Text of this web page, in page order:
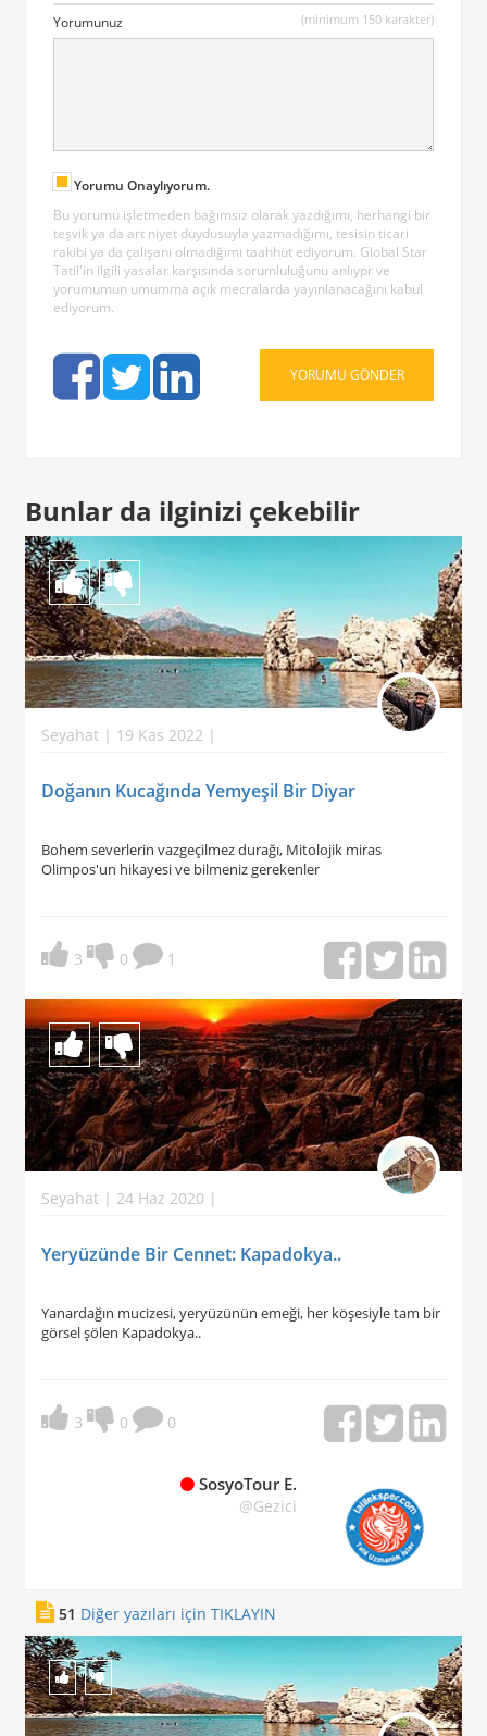
Yorumunuz (minimum 150 karakter)
Yorumu Onaylıyorum.
Bu yorumu işletmeden bağımsız olarak yazdığımı, herhangi bir
teşvik ya da art niyet duydusuyla yazmadığımı, tesisin ticari
rakibi ya da çalışanı olmadığımı taahhüt ediyorum. Global Star
Tatil'in ilgili yasalar karşısında sorumluluğunu anlıypr ve
yorumumun umumma açık mecralarda yayınlanacağını kabul
ediyorum.
Bunlar da ilginizi çekebilir
Seyahat | 19 Kas 2022 |
Doğanın Kucağında Yemyeşil Bir Diyar
Bohem severlerin vazgeçilmez durağı, Mitolojik miras
Olimpos'un hikayesi ve bilmeniz gerekenler
3 0 1
Seyahat | 24 Haz 2020 |
Yeryüzünde Bir Cennet: Kapadokya..
Yanardağın mucizesi, yeryüzünün emeği, her köşesiyle tam bir
görsel şölen Kapadokya..
3 0 0
SosyoTour E.
@Gezici
51 Diğer yazıları için TIKLAYIN